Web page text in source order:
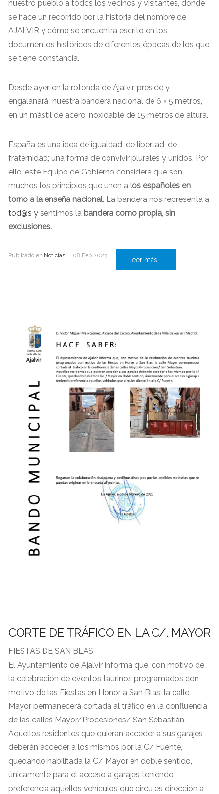
nuestro pueblo a todos los vecinos y visitantes, donde
se hace un recorrido por la historia del nombre de
AJALVIR y cómo se encuentra escrito en los
documentos históricos de diferentes épocas de los que
se tiene constancia.
Desde ayer, en la rotonda de Ajalvir, preside y
engalanará nuestra bandera nacional de 6 × 5 metros,
en un mástil de acero inoxidable de 15 metros de altura.
España es una idea de igualdad, de libertad, de
fraternidad; una forma de convivir plurales y unidos. Por
ello, este Equipo de Gobierno considera que son
muchos los principios que unen a los españoles en
torno a la enseña nacional. La bandera nos representa a
tod@s y sentimos la bandera como propia, sin
exclusiones.
Publicado en Noticias 08 Feb 2023
Leer más ...
CORTE DE TRÁFICO EN LA C/. MAYOR
FIESTAS DE SAN BLAS
El Ayuntamiento de Ajalvir informa que, con motivo de
la celebración de eventos taurinos programados con
motivo de las Fiestas en Honor a San Blas, la calle
Mayor permanecerá cortada al tráfico en la confluencia
de las calles Mayor/Procesiones/ San Sebastián.
Aquellos residentes que quieran acceder a sus garajes
deberán acceder a los mismos por la C/ Fuente,
quedando habilitada la C/ Mayor en doble sentido,
únicamente para el acceso a garajes teniendo
preferencia aquellos vehículos que circules dirección a